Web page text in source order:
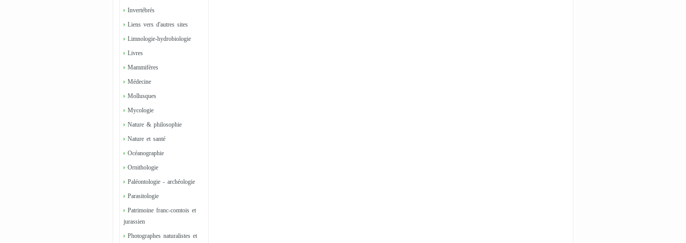
Invertébrés
Liens vers d'autres sites
Limnologie-hydrobiologie
Livres
Mammifères
Médecine
Mollusques
Mycologie
Nature & philosophie
Nature et santé
Océanographie
Ornithologie
Paléontologie - archéologie
Parasitologie
Patrimoine franc-comtois et
jurassien
Photographes naturalistes et